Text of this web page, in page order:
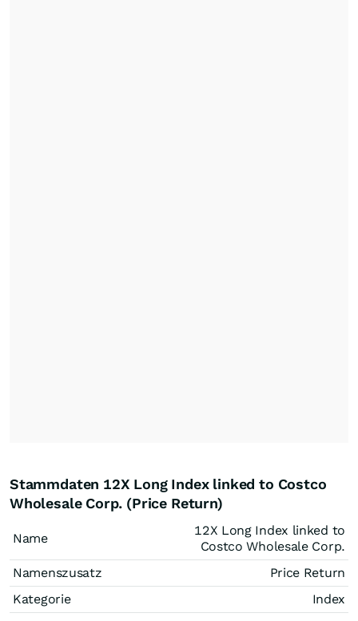
Stammdaten 12X Long Index linked to Costco
Wholesale Corp. (Price Return)
Name
12X Long Index linked to
Costco Wholesale Corp.
Namenszusatz
Price Return
Kategorie
Index